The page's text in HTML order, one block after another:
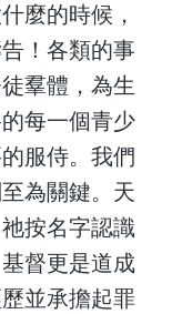
麼的時候，
！各類的事
羣體，為生
每一個青少
服侍。我們
為關鍵。天
按名字認識
督更是道成
並承擔起罪